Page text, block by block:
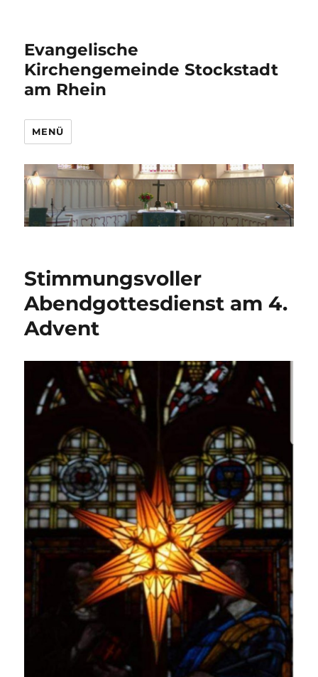
Evangelische
Kirchengemeinde Stockstadt
am Rhein
MENÜ
Stimmungsvoller
Abendgottesdienst am 4.
Advent